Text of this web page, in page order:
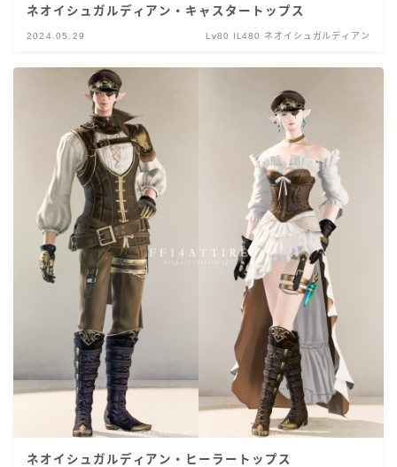
ネオイシュガルディアン・キャスタートップス
2024.05.29 Lv80 IL480 ネオイシュガルディアン
ネオイシュガルディアン・ヒーラートップス